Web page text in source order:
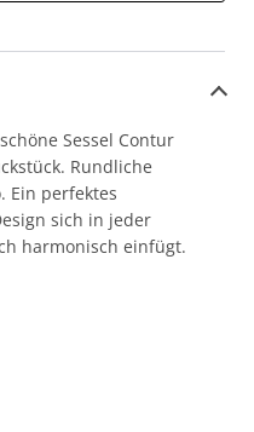
Sessel Contur
Rundliche
Ein perfektes
sich in jeder
harmonisch einfügt.